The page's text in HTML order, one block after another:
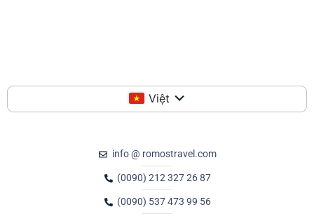
Việt
info @ romostravel.com
(0090) 212 327 26 87
(0090) 537 473 99 56